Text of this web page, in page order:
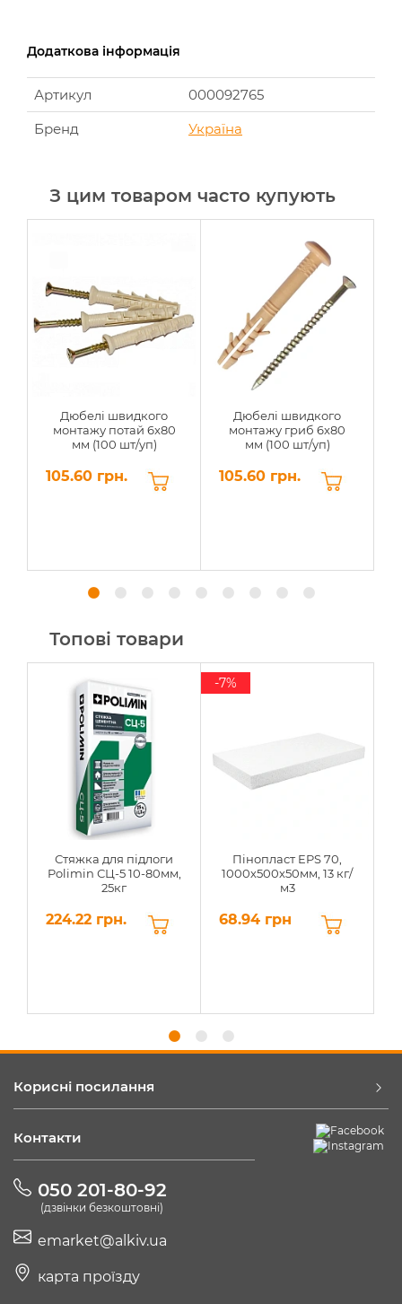
Додаткова інформація
Артикул
000092765
Бренд
Україна
З цим товаром часто купують
Дюбелі швидкого
монтажу потай 6x80
мм (100 шт/уп)
105.60 грн.
Дюбелі швидкого
монтажу гриб 6x80
мм (100 шт/уп)
105.60 грн.
Топові товари
Стяжка для підлоги
Polimin СЦ-5 10-80мм,
25кг
224.22 грн.
Пінопласт EPS 70,
1000х500х50мм, 13 кг/
м3
68.94 грн
-7%
Корисні посилання
Контакти
050 201-80-92
(дзвінки безкоштовні)
emarket@alkiv.ua
карта проїзду